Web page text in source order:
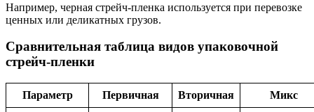
Например, черная стрейч-пленка используется при перевозке
ценных или деликатных грузов.
Сравнительная таблица видов упаковочной
стрейч-пленки
Параметр Первичная Вторичная Микс